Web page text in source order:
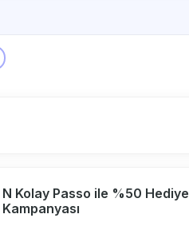
N Kolay Passo ile %50 Hediye
Kampanyası